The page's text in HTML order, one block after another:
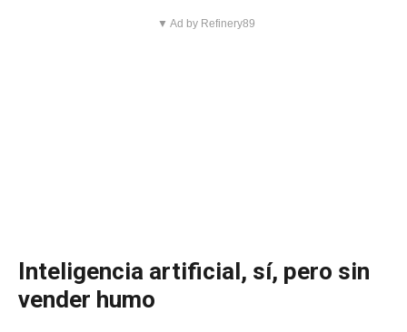
▼ Ad by Refinery89
Inteligencia artificial, sí, pero sin
vender humo